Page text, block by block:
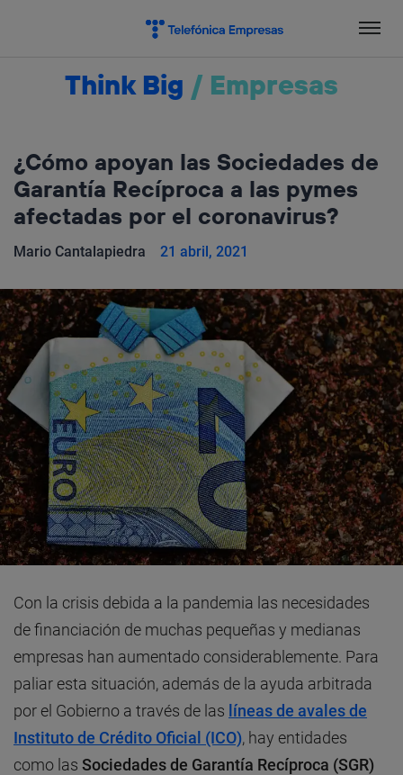
Think Big / Empresas
¿Cómo apoyan las Sociedades de
Garantía Recíproca a las pymes
afectadas por el coronavirus?
Mario Cantalapiedra 21 abril, 2021
Con la crisis debida a la pandemia las necesidades
de financiación de muchas pequeñas y medianas
empresas han aumentado considerablemente. Para
paliar esta situación, además de la ayuda arbitrada
por el Gobierno a través de las líneas de avales de
Instituto de Crédito Oficial (ICO), hay entidades
como las Sociedades de Garantía Recíproca (SGR)